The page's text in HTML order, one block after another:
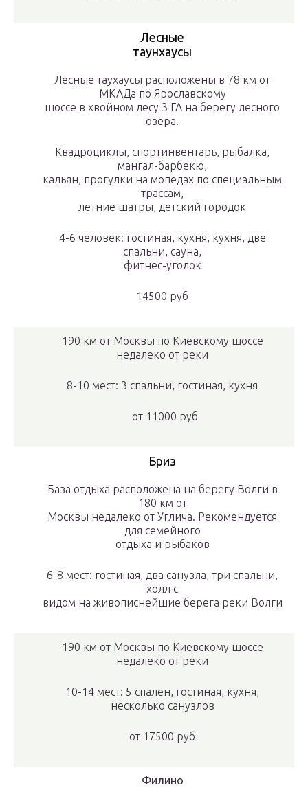
Лесные
таунхаусы
Лесные таухаусы расположены в 78 км от
МКАДа по Ярославскому
шоссе в хвойном лесу 3 ГА на берегу лесного
озера.
Квадроциклы, спортинвентарь, рыбалка,
мангал-барбекю,
кальян, прогулки на мопедах по специальным
трассам,
летние шатры, детский городок
4-6 человек: гостиная, кухня, кухня, две
спальни, сауна,
фитнес-уголок
14500 руб
190 км от Москвы по Киевскому шоссе
недалеко от реки
8-10 мест: 3 спальни, гостиная, кухня
от 11000 руб
Бриз
База отдыха расположена на берегу Волги в
180 км от
Москвы недалеко от Углича. Рекомендуется
для семейного
отдыха и рыбаков
6-8 мест: гостиная, два санузла, три спальни,
холл с
видом на живописнейшие берега реки Волги
190 км от Москвы по Киевскому шоссе
недалеко от реки
10-14 мест: 5 спален, гостиная, кухня,
несколько санузлов
от 17500 руб
Филино